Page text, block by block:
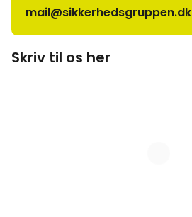
mail@sikkerhedsgruppen.dk
Skriv til os her